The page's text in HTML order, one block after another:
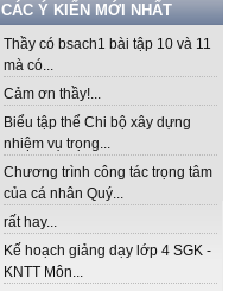
CÁC Ý KIẾN MỚI NHẤT
Thầy có bsach1 bài tập 10 và 11
mà có...
Cảm ơn thầy!...
Biểu tập thể Chi bộ xây dựng
nhiệm vụ trọng...
Chương trình công tác trọng tâm
của cá nhân Quý...
rất hay...
Kế hoạch giảng dạy lớp 4 SGK -
KNTT Môn...